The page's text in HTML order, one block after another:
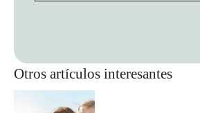
Otros artículos interesantes